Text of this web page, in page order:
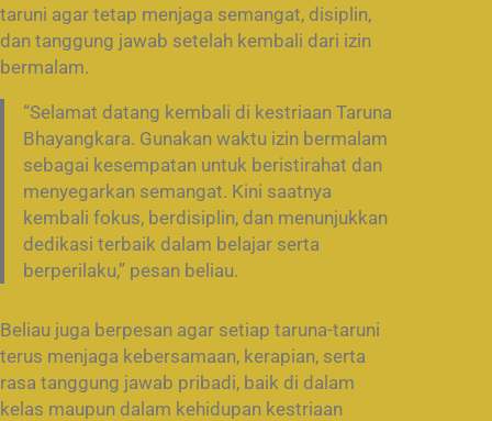
taruni agar tetap menjaga semangat, disiplin,
dan tanggung jawab setelah kembali dari izin
bermalam.
“Selamat datang kembali di kestriaan Taruna
Bhayangkara. Gunakan waktu izin bermalam
sebagai kesempatan untuk beristirahat dan
menyegarkan semangat. Kini saatnya
kembali fokus, berdisiplin, dan menunjukkan
dedikasi terbaik dalam belajar serta
berperilaku,” pesan beliau.
Beliau juga berpesan agar setiap taruna-taruni
terus menjaga kebersamaan, kerapian, serta
rasa tanggung jawab pribadi, baik di dalam
kelas maupun dalam kehidupan kestriaan